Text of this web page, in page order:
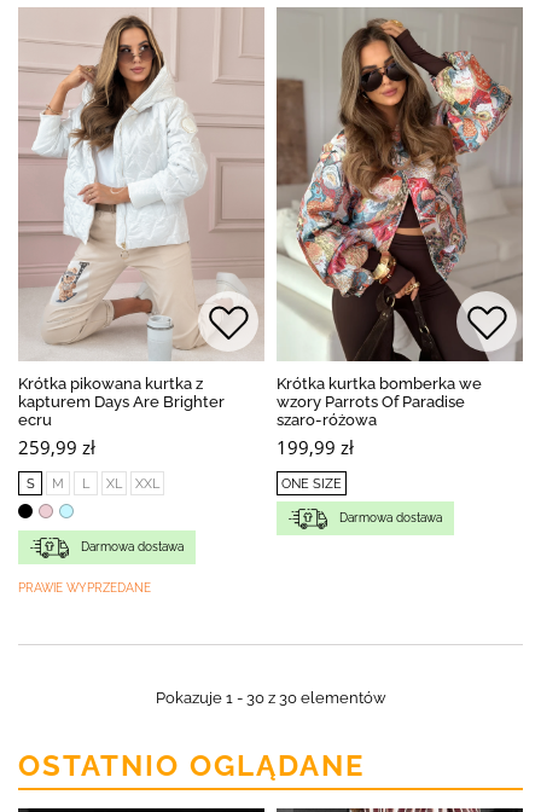
Krótka pikowana kurtka z
kapturem Days Are Brighter
ecru
259,99 zł
S M L XL XXL
Darmowa dostawa
PRAWIE WYPRZEDANE
Krótka kurtka bomberka we
wzory Parrots Of Paradise
szaro-różowa
199,99 zł
ONE SIZE
Darmowa dostawa
Pokazuje 1 - 30 z 30 elementów
OSTATNIO OGLĄDANE